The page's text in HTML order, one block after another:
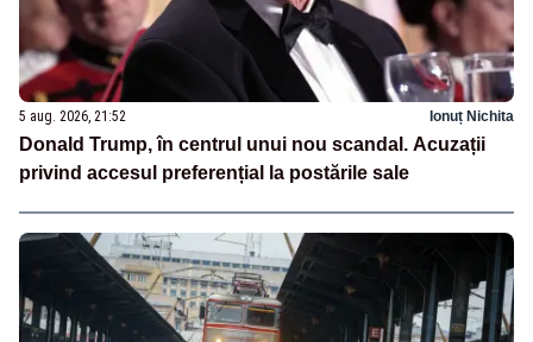
5 aug. 2026, 21:52 Ionuț Nichita
Donald Trump, în centrul unui nou scandal. Acuzații
privind accesul preferențial la postările sale